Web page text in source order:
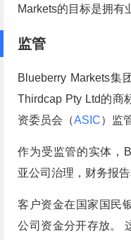
Markets的目标是拥有
监管
Blueberry Markets集
Thirdcap Pty Ltd的商
资委员会（ASIC）监
作为受监管的实体，
亚公司治理，财务报
客户资金在国家国民
公司资金分开存放。